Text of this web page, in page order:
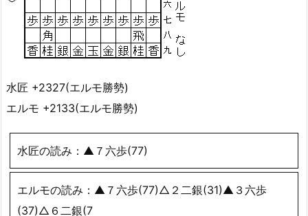
水匠 +2327(エルモ勝勢)
エルモ +2133(エルモ勝勢)
水匠の読み：▲７六歩(77)
エルモの読み：▲７六歩(77)△２二銀(31)▲３六歩
(37)△６二銀(7